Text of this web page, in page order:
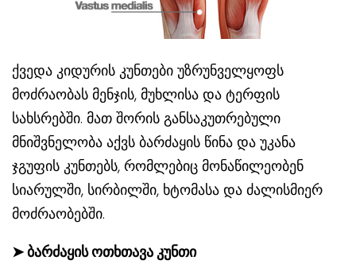
ქვედა კიდურის კუნთები უზრუნველყოფს
მოძრაობას მენჯის, მუხლისა და ტერფის
სახსრებში. მათ შორის განსაკუთრებული
მნიშვნელობა აქვს ბარძაყის წინა და უკანა
ჯგუფის კუნთებს, რომლებიც მონაწილეობენ
სიარულში, სირბილში, ხტომასა და ძალისმიერ
მოძრაობებში.
➤ბარძაყის ოთხთავა კუნთი